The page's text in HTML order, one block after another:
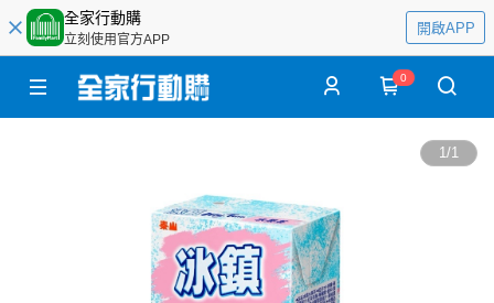
全家行動購
立刻使用官方APP
開啟APP
0
1/1